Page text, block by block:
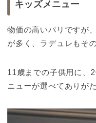
キッズメニュー
物価の高いパリですが
が多く、ラデュレもそ
11歳までの子供用に、
ニューが選べてありが